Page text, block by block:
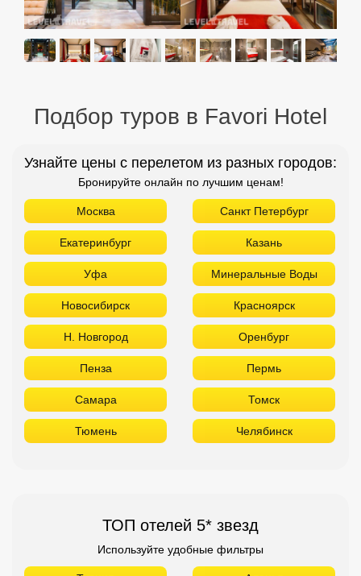
Подбор туров в Favori Hotel
Узнайте цены с перелетом из разных городов:
Бронируйте онлайн по лучшим ценам!
Москва Санкт Петербург
Екатеринбург Казань
Уфа Минеральные Воды
Новосибирск Красноярск
Н. Новгород Оренбург
Пенза Пермь
Самара Томск
ТОП отелей 5* звезд